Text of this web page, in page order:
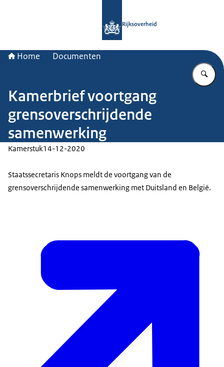
Rijksoverheid
Home Documenten
Kamerbrief voortgang
grensoverschrijdende
samenwerking
Kamerstuk14-12-2020
Staatssecretaris Knops meldt de voortgang van de
grensoverschrijdende samenwerking met Duitsland en België.